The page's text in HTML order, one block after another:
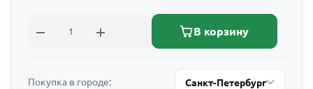
В корзину
Покупка в городе: Санкт-Петербург